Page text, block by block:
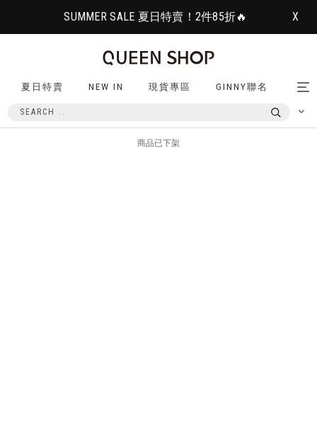
SUMMER SALE 夏日特賣！2件85折🔥 X
夏日特賣 NEW IN 現貨專區 GINNY聯名
商品已下架